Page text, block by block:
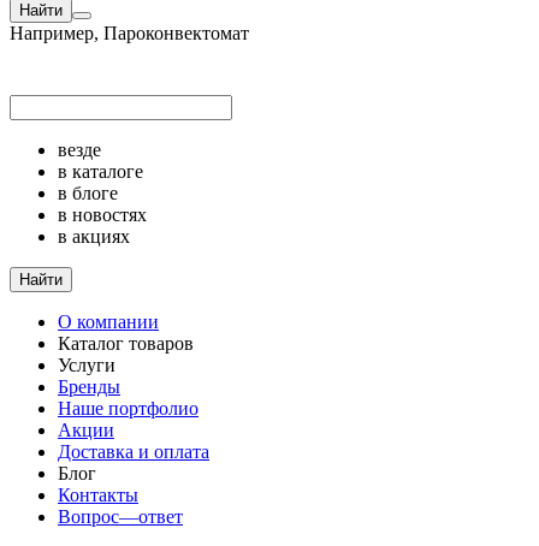
Найти
Например, Пароконвектомат
везде
в каталоге
в блоге
в новостях
в акциях
Найти
О компании
Каталог товаров
Услуги
Бренды
Наше портфолио
Акции
Доставка и оплата
Блог
Контакты
Вопрос—ответ